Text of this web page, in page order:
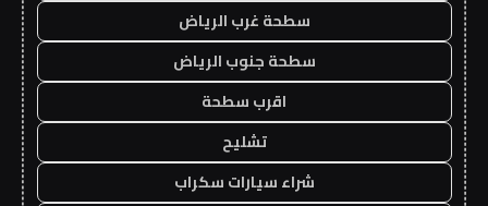
سطحة غرب الرياض
سطحة جنوب الرياض
اقرب سطحة
تشليح
شراء سيارات سكراب